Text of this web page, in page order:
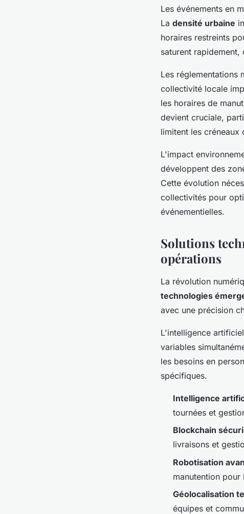
Les événements en
La densité urbaine
horaires restreints
saturent
Les réglementations
collectivité locale
les horaires de
devient cruciale,
limitent les créneaux
L'impact
développent des
Cette évolution
collectivités pour
événementielles.
Solutions
opérations
La révolution
technologies
avec une précision
L'intelligence
variables
les besoins en
spécifiques.
Intelligence
tournées et
Blockchain
livraisons et
Robotisation
manutention pour
Géolocalisation
équipes et